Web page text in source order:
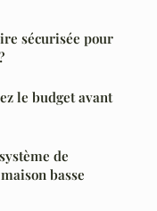
sécurisée pour
le budget avant
de
basse